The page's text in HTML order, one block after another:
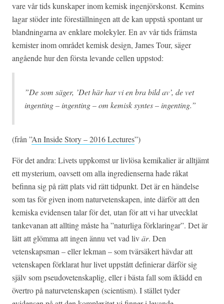
vare vår tids kunskaper inom kemisk ingenjörskonst. Kemins
lagar stöder inte föreställningen att de kan uppstå spontant ur
blandningarna av enklare molekyler. En av vår tids främsta
kemister inom området kemisk design, James Tour, säger
angående hur den första levande cellen uppstod:
”De som säger, ’Det här har vi en bra bild av’, de vet
ingenting – ingenting – om kemisk syntes – ingenting.”
(från ”An Inside Story – 2016 Lectures”)
För det andra: Livets uppkomst ur livlösa kemikalier är alltjämt
ett mysterium, oavsett om alla ingredienserna hade råkat
befinna sig på rätt plats vid rätt tidpunkt. Det är en händelse
som tas för given inom naturvetenskapen, inte därför att den
kemiska evidensen talar för det, utan för att vi har utvecklat
tankevanan att allting måste ha ”naturliga förklaringar”. Det är
lätt att glömma att ingen ännu vet vad livär. Den
vetenskapsman – eller lekman – som tvärsäkert hävdar att
vetenskapen förklarat hur livet uppstått definierar därför sig
själv som pseudovetenskaplig, eller i bästa fall som iklädd en
övertro på naturvetenskapen (scientism). I stället tyder